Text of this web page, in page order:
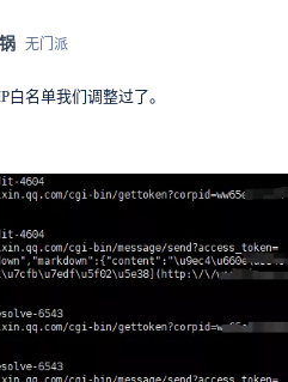
无门派
名单我们调整过了。